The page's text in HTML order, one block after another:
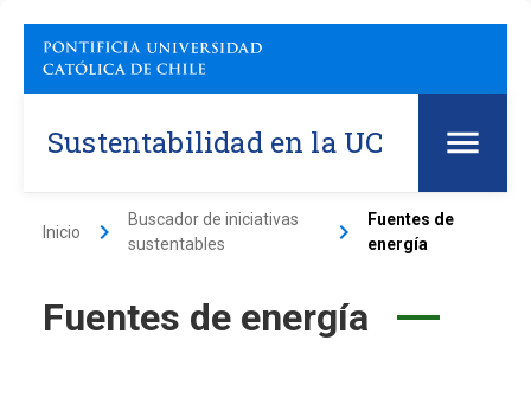
Sustentabilidad en la UC
Inicio keyboard_arrow_right
Buscador de iniciativas
sustentables
keyboard_arrow_right
Fuentes de
energía
Fuentes de energía